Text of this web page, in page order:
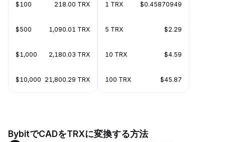
$100 218.00 TRX
$500 1,090.01 TRX
$1,000 2,180.03 TRX
$10,000 21,800.29 TRX
1 TRX $0.45870949
5 TRX $2.29
10 TRX $4.59
100 TRX $45.87
BybitでCADをTRXに変換する方法